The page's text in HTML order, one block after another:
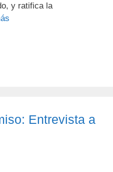
y ratifica la
Entrevista a